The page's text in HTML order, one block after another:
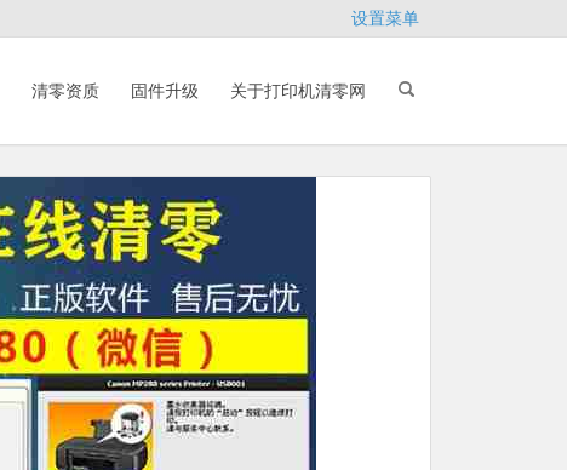
设置菜单
清零资质 固件升级 关于打印机清零网